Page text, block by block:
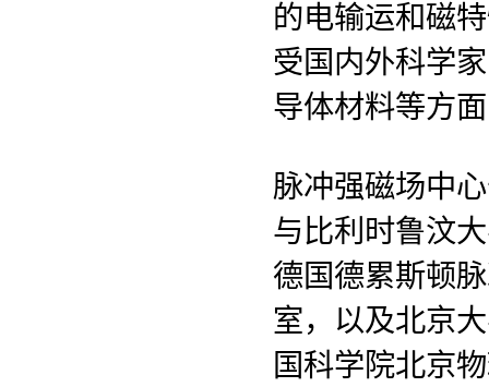
的电输运和磁
受国内外科学
导体材料等方
脉冲强磁场中
与比利时鲁汶
德国德累斯顿
室，以及北京
国科学院北京